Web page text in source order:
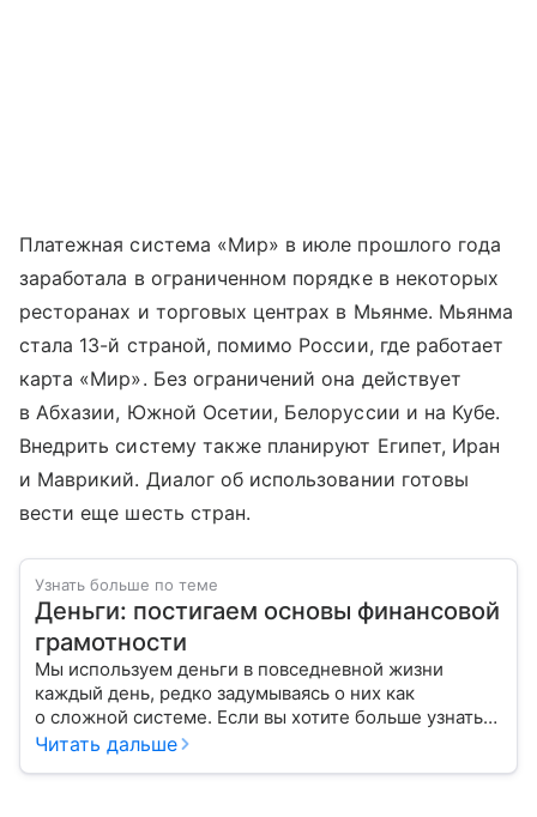
Платежная система «Мир» в июле прошлого года
заработала в ограниченном порядке в некоторых
ресторанах и торговых центрах в Мьянме. Мьянма
стала 13-й страной, помимо России, где работает
карта «Мир». Без ограничений она действует
в Абхазии, Южной Осетии, Белоруссии и на Кубе.
Внедрить систему также планируют Египет, Иран
и Маврикий. Диалог об использовании готовы
вести еще шесть стран.
Узнать больше по теме
Деньги: постигаем основы финансовой
грамотности
Мы используем деньги в повседневной жизни
каждый день, редко задумываясь о них как
о сложной системе. Если вы хотите больше узнать
об этом финансовом инструменте и его функциях,
Читать дальше